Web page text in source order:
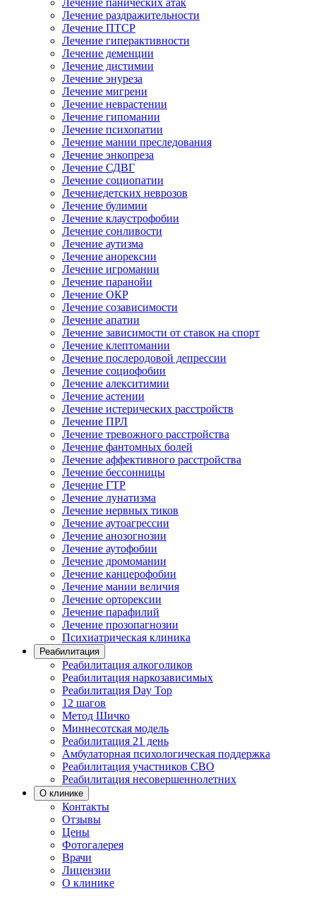
Лечение панических атак
Лечение раздражительности
Лечение ПТСР
Лечение гиперактивности
Лечение деменции
Лечение дистимии
Лечение энуреза
Лечение мигрени
Лечение неврастении
Лечение гипомании
Лечение психопатии
Лечение мании преследования
Лечение энкопреза
Лечение СДВГ
Лечение социопатии
Лечениедетских неврозов
Лечение булимии
Лечение клаустрофобии
Лечение сонливости
Лечение аутизма
Лечение анорексии
Лечение игромании
Лечение паранойи
Лечение ОКР
Лечение созависимости
Лечение апатии
Лечение зависимости от ставок на спорт
Лечение клептомании
Лечение послеродовой депрессии
Лечение социофобии
Лечение алекситимии
Лечение астении
Лечение истерических расстройств
Лечение ПРЛ
Лечение тревожного расстройства
Лечение фантомных болей
Лечение аффективного расстройства
Лечение бессонницы
Лечение ГТР
Лечение лунатизма
Лечение нервных тиков
Лечение аутоагрессии
Лечение анозогнозии
Лечение аутофобии
Лечение дромомании
Лечение канцерофобии
Лечение мании величия
Лечение орторексии
Лечение парафилий
Лечение прозопагнозии
Психиатрическая клиника
Реабилитация
Реабилитация алкоголиков
Реабилитация наркозависимых
Реабилитация Day Top
12 шагов
Метод Шичко
Миннесотская модель
Реабилитация 21 день
Амбулаторная психологическая поддержка
Реабилитация участников СВО
Реабилитация несовершеннолетних
О клинике
Контакты
Отзывы
Цены
Фотогалерея
Врачи
Лицензии
О клинике